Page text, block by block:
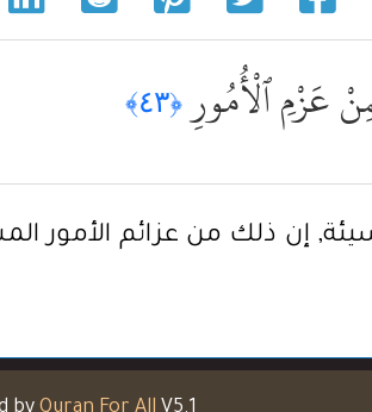
عَزْمِ ٱلْأُمُورِ ﴿٤٣﴾
إن ذلك من عزائم الأمور